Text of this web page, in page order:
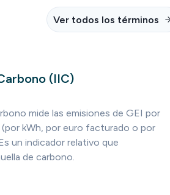
Ver todos los términos
(IIC)
mide las emisiones de GEI por
kWh, por euro facturado o por
un indicador relativo que
de carbono.